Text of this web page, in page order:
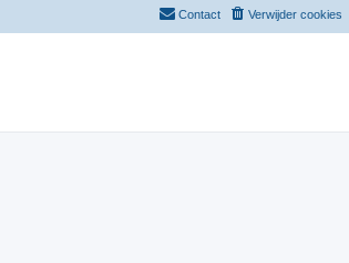
Verwijder cookies
Contact